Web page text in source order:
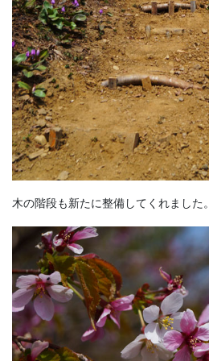
木の階段も新たに整備してくれました。